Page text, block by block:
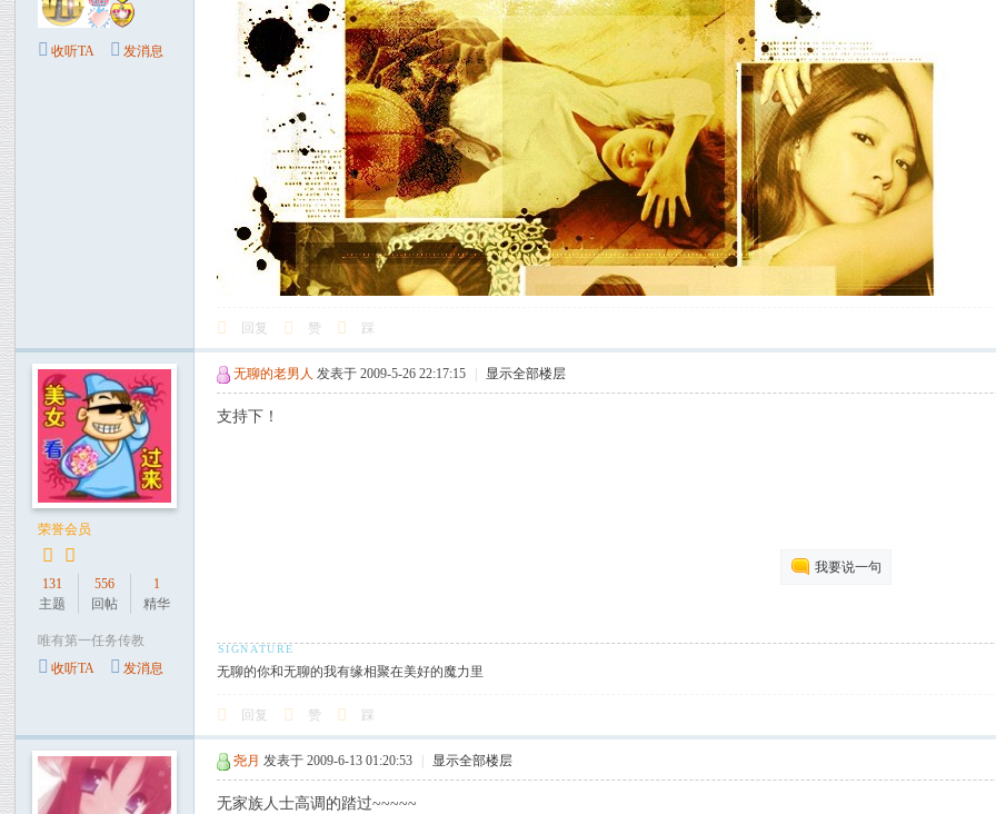
收听TA 发消息
回复 赞 踩
荣誉会员
131
主题
556
回帖
1
精华
唯有第一任务传教
收听TA
发消息
无聊的老男人 发表于 2009-5-26 22:17:15 显示全部楼层
支持下！
我要说一句
无聊的你和无聊的我有缘相聚在美好的魔力里
回复 赞 踩
尧月 发表于 2009-6-13 01:20:53 显示全部楼层
无家族人士高调的踏过~~~~~